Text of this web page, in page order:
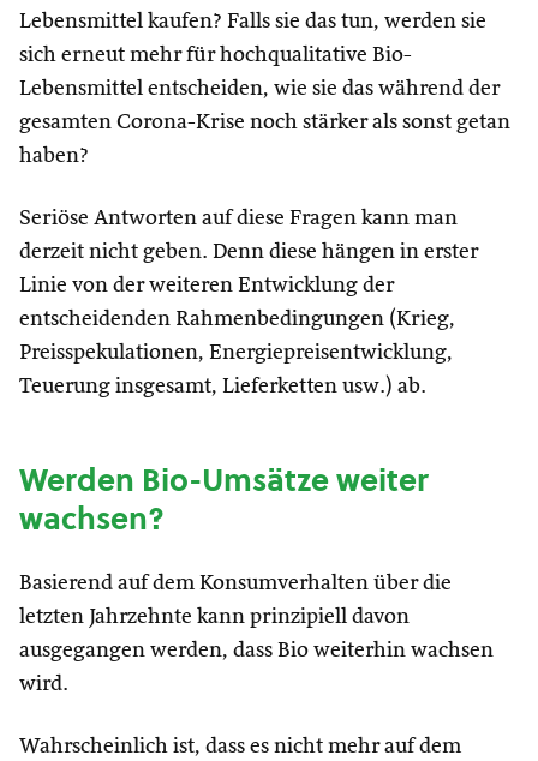
Lebensmittel kaufen? Falls sie das tun, werden sie
sich erneut mehr für hochqualitative Bio-
Lebensmittel entscheiden, wie sie das während der
gesamten Corona-Krise noch stärker als sonst getan
haben?
Seriöse Antworten auf diese Fragen kann man
derzeit nicht geben. Denn diese hängen in erster
Linie von der weiteren Entwicklung der
entscheidenden Rahmenbedingungen (Krieg,
Preisspekulationen, Energiepreisentwicklung,
Teuerung insgesamt, Lieferketten usw.) ab.
Werden Bio-Umsätze weiter
wachsen?
Basierend auf dem Konsumverhalten über die
letzten Jahrzehnte kann prinzipiell davon
ausgegangen werden, dass Bio weiterhin wachsen
wird.
Wahrscheinlich ist, dass es nicht mehr auf dem